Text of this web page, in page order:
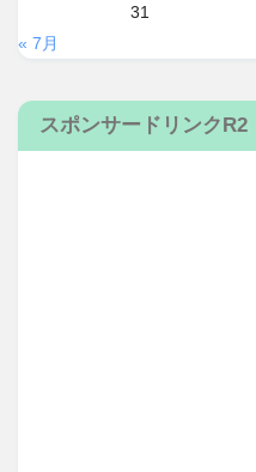
31
« 7月
スポンサードリンクR2